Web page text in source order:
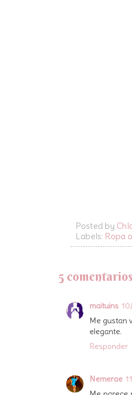
Posted by
Labels: Ropa
5
maituins
Me gustan
elegante.
Responder
Nemerae